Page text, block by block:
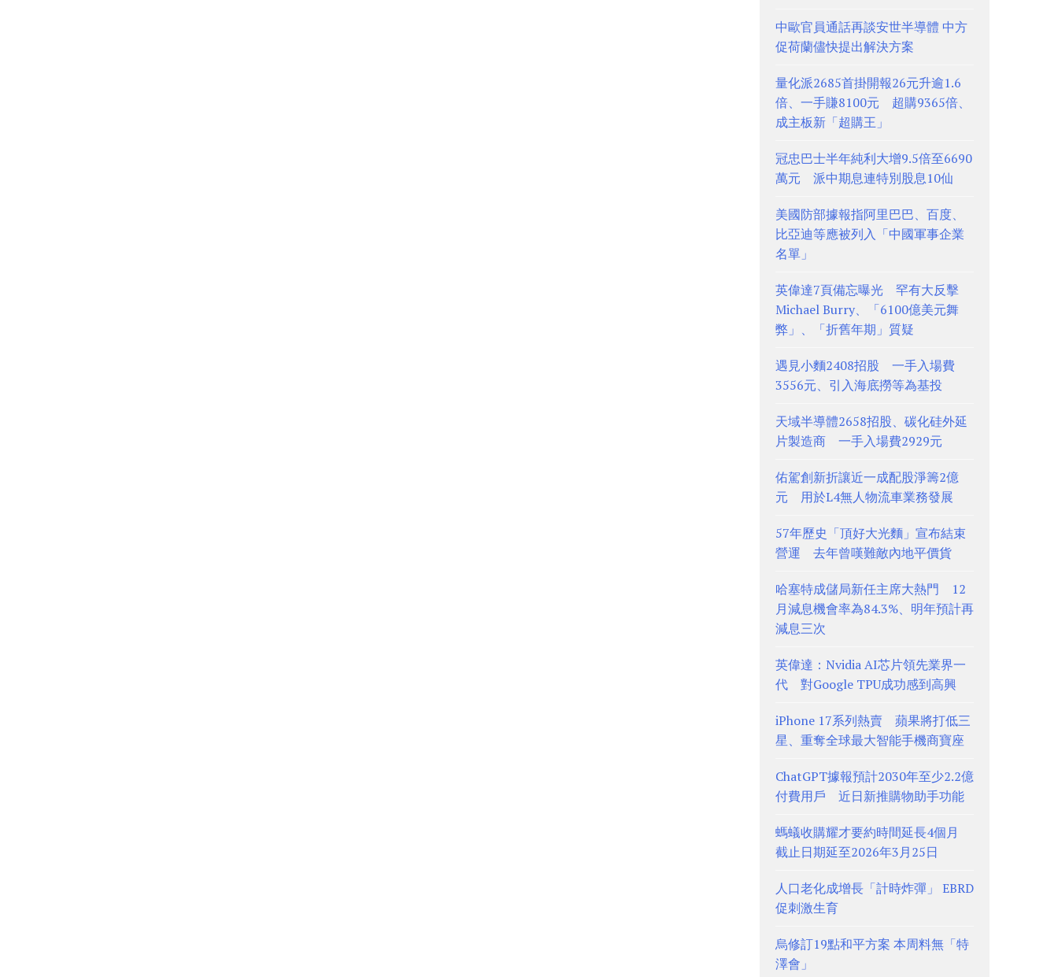
中歐官員通話再談安世半導體 中方
促荷蘭儘快提出解決方案
量化派2685首掛開報26元升逾1.6
倍、一手賺8100元 超購9365倍、
成主板新「超購王」
冠忠巴士半年純利大增9.5倍至6690
萬元 派中期息連特別股息10仙
美國防部據報指阿里巴巴、百度、
比亞迪等應被列入「中國軍事企業
名單」
英偉達7頁備忘曝光 罕有大反擊
Michael Burry、「6100億美元舞
弊」、「折舊年期」質疑
遇見小麵2408招股 一手入場費
3556元、引入海底撈等為基投
天域半導體2658招股、碳化硅外延
片製造商 一手入場費2929元
佑駕創新折讓近一成配股淨籌2億
元 用於L4無人物流車業務發展
57年歷史「頂好大光麵」宣布結束
營運 去年曾嘆難敵內地平價貨
哈塞特成儲局新任主席大熱門 12
月減息機會率為84.3%、明年預計再
減息三次
英偉達：Nvidia AI芯片領先業界一
代 對Google TPU成功感到高興
iPhone 17系列熱賣 蘋果將打低三
星、重奪全球最大智能手機商寶座
ChatGPT據報預計2030年至少2.2億
付費用戶 近日新推購物助手功能
螞蟻收購耀才要約時間延長4個月
截止日期延至2026年3月25日
人口老化成增長「計時炸彈」 EBRD
促刺激生育
烏修訂19點和平方案 本周料無「特
澤會」